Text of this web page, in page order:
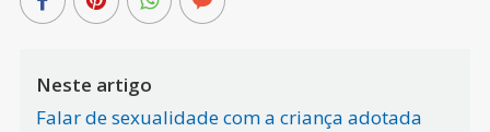
Neste artigo
Falar de sexualidade com a criança adotada